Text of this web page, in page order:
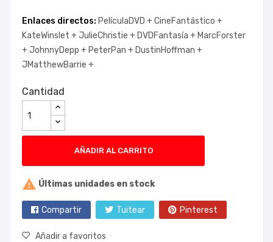
Enlaces directos: PelículaDVD +CineFantástico +
KateWinslet +JulieChristie + DVDFantasía + MarcForster
+JohnnyDepp + PeterPan + DustinHoffman +
JMatthewBarrie +
Cantidad
AÑADIR AL CARRITO
 Últimas unidades en stock
Compartir Tuitear Pinterest
Añadir a favoritos